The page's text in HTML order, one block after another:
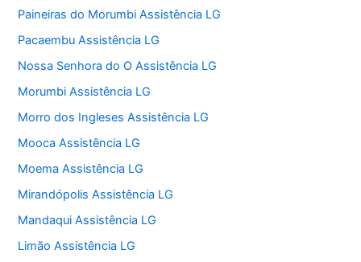
Paineiras do Morumbi Assistência LG
Pacaembu Assistência LG
Nossa Senhora do O Assistência LG
Morumbi Assistência LG
Morro dos Ingleses Assistência LG
Mooca Assistência LG
Moema Assistência LG
Mirandópolis Assistência LG
Mandaqui Assistência LG
Limão Assistência LG